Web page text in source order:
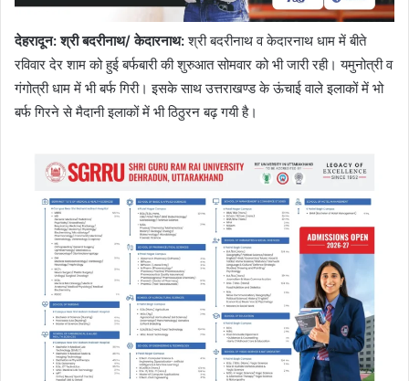
देहरादून:श्री बदरीनाथ/ केदारनाथ: श्री बदरीनाथ व केदारनाथ धाम में बीते
रविवार देर शाम को हुई बर्फबारी की शुरुआत सोमवार को भी जारी रही। यमुनोत्री व
गंगोत्री धाम में भी बर्फ गिरी। इसके साथ उत्तराखण्ड के ऊंचाई वाले इलाकों में भो
बर्फ गिरने से मैदानी इलाकों में भी ठिठुरन बढ़ गयी है।